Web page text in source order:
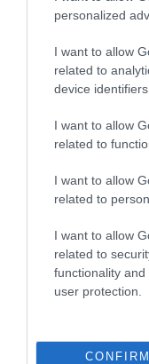
personalized
I want to allow
related to
device identifiers
I want to allow
related to
I want to allow
related to
I want to allow
related to
functionality
user protection.
CONFIRM